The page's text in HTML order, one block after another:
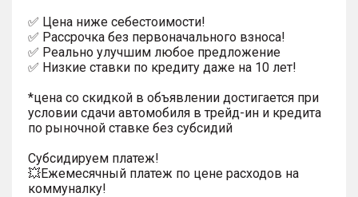
✅ Цена ниже себестоимости!
✅ Рассрочка без первоначального взноса!
✅ Реально улучшим любое предложение
✅ Низкие ставки по кредиту даже на 10 лет!
*цена со скидкой в объявлении достигается при
условии сдачи автомобиля в трейд-ин и кредита
по рыночной ставке без субсидий
Субсидируем платеж!
💥Ежемесячный платеж по цене расходов на
коммуналку!